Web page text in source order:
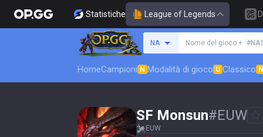
Statistiche League of Legends
NA
Cerca un evocatore
Nome del gioco + #NA1
HomeCampioni N Modalità di gioco U Classico N
SF Monsun#EUW
EUW